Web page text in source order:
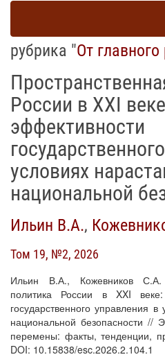
рубрика "От
России в XXI
эффективности
условиях
национальной
Ильин В.А.,
Том 19, №2, 2026
Ильин В.А., Кожевников С.А.
политика России в XXI
государственного управления
национальной безопасности //
перемены: факты, тенденции,
DOI: 10.15838/esc.2026.2.104.1